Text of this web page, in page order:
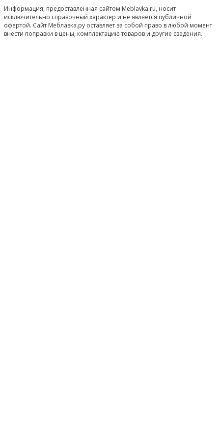
Информация, предоставленная сайтом Meblavka.ru, носит
исключительно справочный характер и не является публичной
офертой. Сайт Меблавка.ру оставляет за собой право в любой момент
внести поправки в цены, комплектацию товаров и другие сведения.